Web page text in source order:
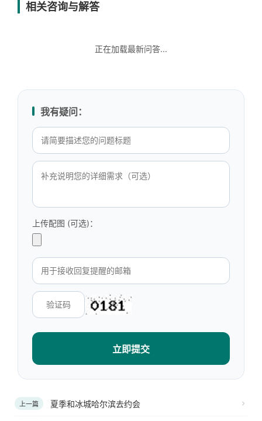
相关咨询与解答
正在加载最新问答...
我有疑问：
上传配图 (可选)：
立即提交
上一篇 夏季和冰城哈尔滨去约会